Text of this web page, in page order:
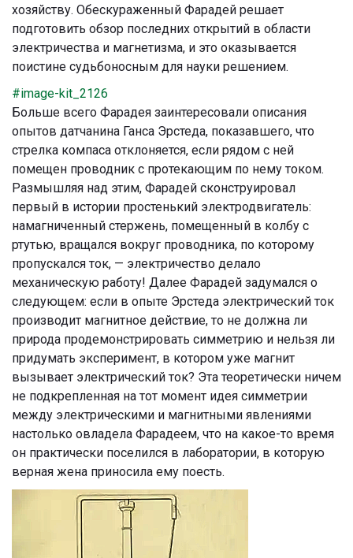
хозяйству. Обескураженный Фарадей решает
подготовить обзор последних открытий в области
электричества и магнетизма, и это оказывается
поистине судьбоносным для науки решением.
#image-kit_2126
Больше всего Фарадея заинтересовали описания
опытов датчанина Ганса Эрстеда, показавшего, что
стрелка компаса отклоняется, если рядом с ней
помещен проводник с протекающим по нему током.
Размышляя над этим, Фарадей сконструировал
первый в истории простенький электродвигатель:
намагниченный стержень, помещенный в колбу с
ртутью, вращался вокруг проводника, по которому
пропускался ток, — электричество делало
механическую работу! Далее Фарадей задумался о
следующем: если в опыте Эрстеда электрический ток
производит магнитное действие, то не должна ли
природа продемонстрировать симметрию и нельзя ли
придумать эксперимент, в котором уже магнит
вызывает электрический ток? Эта теоретически ничем
не подкрепленная на тот момент идея симметрии
между электрическими и магнитными явлениями
настолько овладела Фарадеем, что на какое-то время
он практически поселился в лаборатории, в которую
верная жена приносила ему поесть.